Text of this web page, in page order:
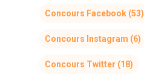
Concours Facebook (53)
Concours Instagram (6)
Concours Twitter (18)